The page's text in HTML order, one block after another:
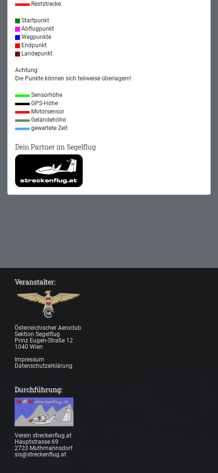
Reststrecke
Startpunkt
Abflugpunkt
Wegpunkte
Endpunkt
Landepunkt
Achtung:
Die Punkte können sich teilweise überlagern!
Sensorhöhe
GPS-Höhe
Motorsensor
Geländehöhe
gewertete Zeit
Dein Partner im Segelflug
Veranstalter:
Österreichischer Aeroclub
Sektion Segelflug
Prinz Eugen-Straße 12
1040 Wien
Impressum
Datenschutzerklärung
Durchführung:
Verein streckenflug.at
Hauptstrasse 69
2723 Muthmannsdorf
sis@streckenflug.at